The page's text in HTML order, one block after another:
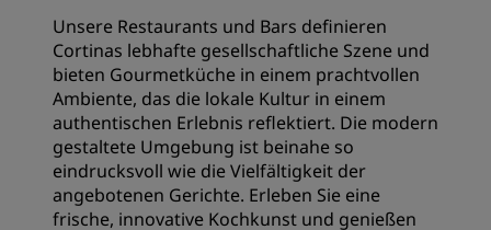
Unsere Restaurants und Bars definieren
Cortinas lebhafte gesellschaftliche Szene und
bieten Gourmetküche in einem prachtvollen
Ambiente, das die lokale Kultur in einem
authentischen Erlebnis reflektiert. Die modern
gestaltete Umgebung ist beinahe so
eindrucksvoll wie die Vielfältigkeit der
angebotenen Gerichte. Erleben Sie eine
frische, innovative Kochkunst und genießen